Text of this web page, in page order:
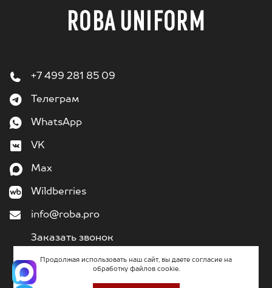
ROBA UNIFORM
+7 499 281 85 09
Телеграм
WhatsApp
VK
Max
Wildberries
info@roba.pro
Заказать звонок
2011– 2026
Продолжая использовать наш сайт, вы даете согласие на
обработку файлов cookie.